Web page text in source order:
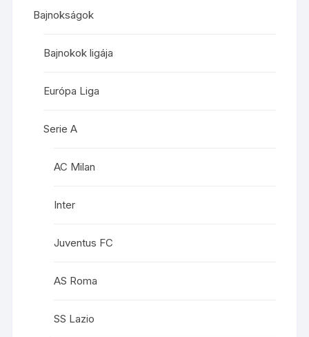
Bajnokságok
Bajnokok ligája
Európa Liga
Serie A
AC Milan
Inter
Juventus FC
AS Roma
SS Lazio